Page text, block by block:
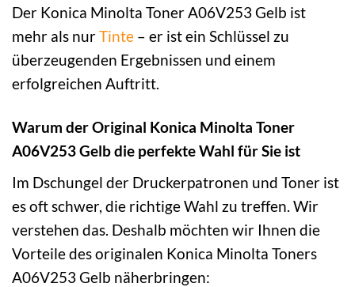
Der Konica Minolta Toner A06V253 Gelb ist
mehr als nurTinte – er ist ein Schlüssel zu
überzeugenden Ergebnissen und einem
erfolgreichen Auftritt.
Warum der Original Konica Minolta Toner
A06V253 Gelb die perfekte Wahl für Sie ist
Im Dschungel der Druckerpatronen und Toner ist
es oft schwer, die richtige Wahl zu treffen. Wir
verstehen das. Deshalb möchten wir Ihnen die
Vorteile des originalen Konica Minolta Toners
A06V253 Gelb näherbringen: